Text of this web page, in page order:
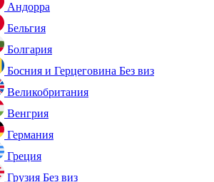
Андорра
Бельгия
Болгария
Босния и Герцеговина Без виз
Великобритания
Венгрия
Германия
Греция
Грузия Без виз